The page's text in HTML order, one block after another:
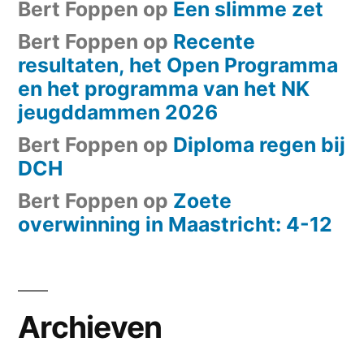
Bert Foppen op Een slimme zet
Bert Foppen op Recente
resultaten, het Open Programma
en het programma van het NK
jeugddammen 2026
Bert Foppen op Diploma regen bij
DCH
Bert Foppen op Zoete
overwinning in Maastricht: 4-12
Archieven